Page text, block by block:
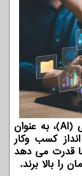
توسعه دهندگان: هوش مصنوعی (AI)، به عنوان
کسب وکار
قدرت می دهد
را بالا برند.